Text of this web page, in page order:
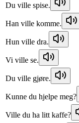
Du ville spise.
Han ville komme.
Hun ville dra.
Vi ville se.
Du ville gjøre.
Kunne du hjelpe meg?
Ville du ha litt kaffe?